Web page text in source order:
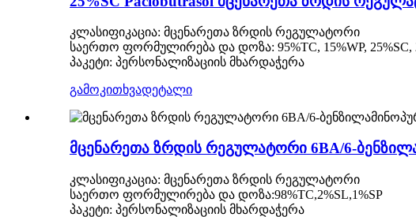
კლასიფიკაცია: მცენარეთა ზრდის რეგულატორი
საერთო ფორმულირება და დოზა: 95%TC, 15%WP, 25%SC,
პაკეტი: პერსონალიზაციის მხარდაჭერა
გამოკითხვადეტალი
მცენარეთა ზრდის რეგულატორი 6BA/6-
კლასიფიკაცია: მცენარეთა ზრდის რეგულატორი
საერთო ფორმულირება და დოზა:98%TC,2%SL,1%SP
პაკეტი: პერსონალიზაციის მხარდაჭერა